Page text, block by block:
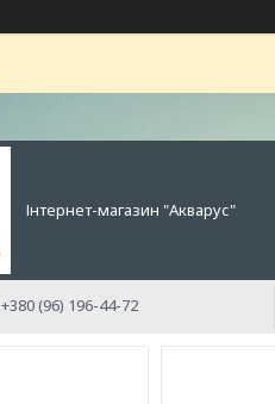
Інтернет-магазин "Акварус"
+380 (96) 196-44-72